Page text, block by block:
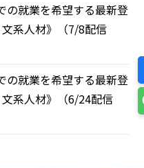
の就業を希望する最新登
系人材》（7/8配信
の就業を希望する最新登
系人材》（6/24配信